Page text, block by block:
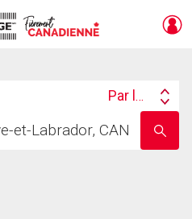
Search
Par lieu
nom